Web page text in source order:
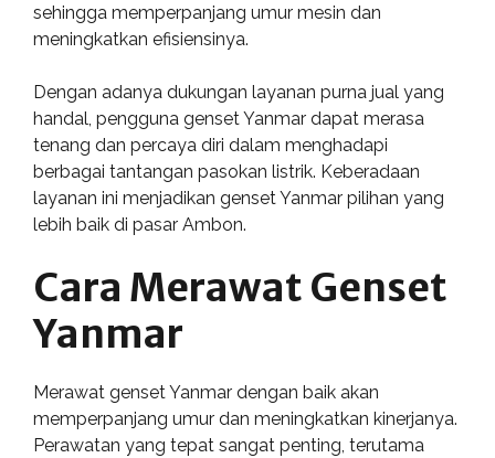
sehingga memperpanjang umur mesin dan
meningkatkan efisiensinya.
Dengan adanya dukungan layanan purna jual yang
handal, pengguna genset Yanmar dapat merasa
tenang dan percaya diri dalam menghadapi
berbagai tantangan pasokan listrik. Keberadaan
layanan ini menjadikan genset Yanmar pilihan yang
lebih baik di pasar Ambon.
Cara Merawat Genset
Yanmar
Merawat genset Yanmar dengan baik akan
memperpanjang umur dan meningkatkan kinerjanya.
Perawatan yang tepat sangat penting, terutama